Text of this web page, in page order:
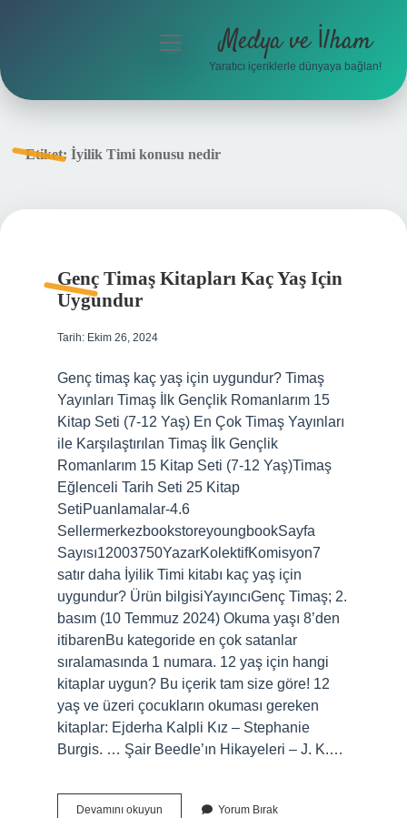
menüyü
Medya ve İlham
Yaratıcı içeriklerle dünyaya bağlan!
Etiket: İyilik Timi konusu nedir
Genç Timaş Kitapları Kaç Yaş Için
Uygundur
Tarih: Ekim 26, 2024
Genç timaş kaç yaş için uygundur? Timaş
Yayınları Timaş İlk Gençlik Romanlarım 15
Kitap Seti (7-12 Yaş) En Çok Timaş Yayınları
ile Karşılaştırılan Timaş İlk Gençlik
Romanlarım 15 Kitap Seti (7-12 Yaş)Timaş
Eğlenceli Tarih Seti 25 Kitap
SetiPuanlamalar-4.6
SellermerkezbookstoreyoungbookSayfa
Sayısı12003750YazarKolektifKomisyon7
satır daha İyilik Timi kitabı kaç yaş için
uygundur? Ürün bilgisiYayıncı‎Genç Timaş; 2.
basım (10 Temmuz 2024) Okuma yaşı 8’den
itibarenBu kategoride en çok satanlar
sıralamasında 1 numara. 12 yaş için hangi
kitaplar uygun? Bu içerik tam size göre! 12
yaş ve üzeri çocukların okuması gereken
kitaplar: Ejderha Kalpli Kız – Stephanie
Burgis. … Şair Beedle’ın Hikayeleri – J. K.…
Devamını okuyun Yorum Bırak